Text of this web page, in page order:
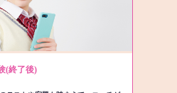
(終了後)